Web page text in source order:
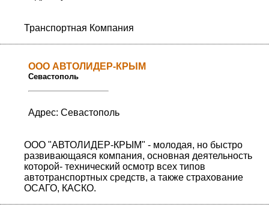
Транспортная Компания
ООО АВТОЛИДЕР-КРЫМ
Севастополь
Адрес: Севастополь
ООО "АВТОЛИДЕР-КРЫМ" - молодая, но быстро
развивающаяся компания, основная деятельность
которой- технический осмотр всех типов
автотранспортных средств, а также страхование
ОСАГО, КАСКО.